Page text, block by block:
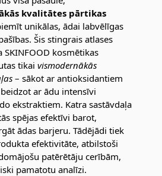
kvalitātes pārtikas
unikālas, ādai labvēlīgas
Šis stingrais atlases
SKINFOOD kosmētikas
tikai vismodernākās
– sākot ar antioksidantiem
ar ādu intensīvi
ekstraktiem. Katra sastāvdaļa
spējas efektīvi barot,
ādas barjeru. Tādējādi tiek
efektivitāte, atbilstoši
patērētāju cerībām,
pamatotu analīzi.